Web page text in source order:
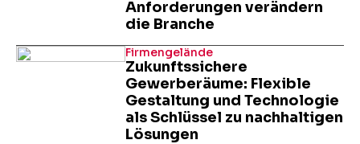
Anforderungen verändern
die Branche
Zukunftssichere
Gewerberäume: Flexible
Gestaltung und Technologie
als Schlüssel zu nachhaltigen
Lösungen
Firmengelände